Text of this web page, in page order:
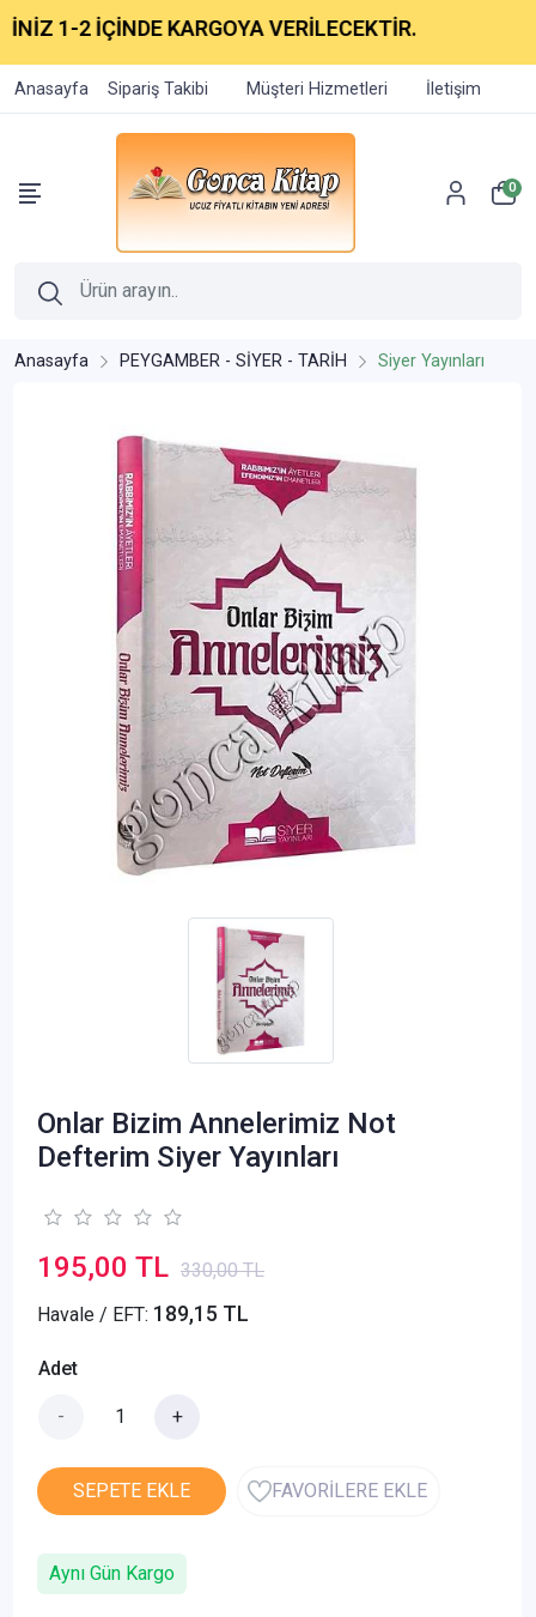
1-2 İÇİNDE KARGOYA VERİLECEKTİR.
Anasayfa Sipariş Takibi Müşteri Hizmetleri İletişim
0
Anasayfa PEYGAMBER - SİYER - TARİH Siyer Yayınları
Onlar Bizim Annelerimiz Not
Defterim Siyer Yayınları
195,00 TL 330,00 TL
Havale / EFT: 189,15 TL
Adet
- +
SEPETE EKLE FAVORİLERE EKLE
Aynı Gün Kargo